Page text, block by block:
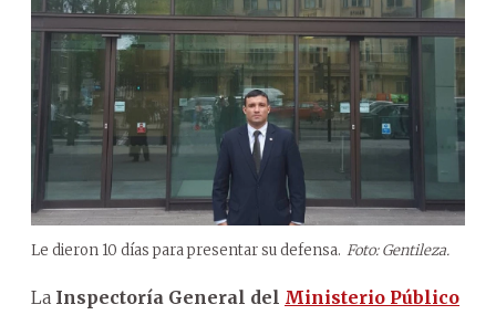
Le dieron 10 días para presentar su defensa. Foto: Gentileza.
La Inspectoría General del Ministerio Público